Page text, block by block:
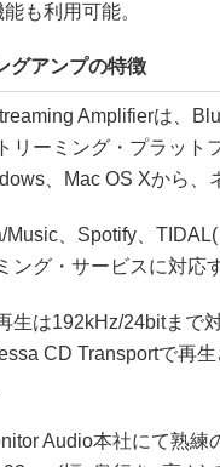
も利用可能。
グアンプの特徴
Amplifierは、
リーミング・プラット
、Mac OS Xから、
Music、Spotify、
ング・サービスに対応
生は192kHz/24bitまで
CD Transportで再
Audio本社にて熟